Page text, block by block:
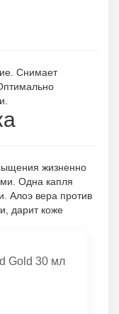
Снимает
жизненно
Одна капля
Алоэ вера против
дарит коже
Gold 30 мл